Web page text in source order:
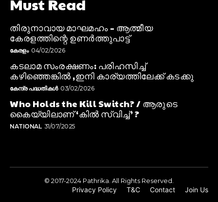
Must Read
തിരുനാവായ മാഘമഹം – ആത്മീയ
കേരളത്തിന്റെ ഉണർത്തുപാട്ട്
കേരളം 04/02/2026
കടലാമ സംരക്ഷണം: പരിഹസിച്ച്
കഴിഞ്ഞെങ്കിൽ ,ഇനി കാര്യത്തിലേക്ക് കടക്കു
കേന്ദ്ര പദ്ധതികൾ 03/02/2026
Who Holds the Kill Switch? / ആരുടെ
കൈയ്യിലാണ് ‘കിൽ സ്വിച്ച്’ ?
NATIONAL 31/07/2025
© 2017-2024 Pathrika. All Rights Reserved.
Privacy Policy T&C Contact Join Us